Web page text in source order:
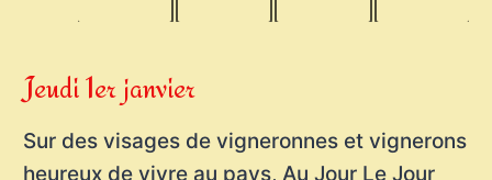
Jeudi 1er janvier
Sur des visages de vigneronnes et vignerons
heureux de vivre au pays, Au Jour Le Jour